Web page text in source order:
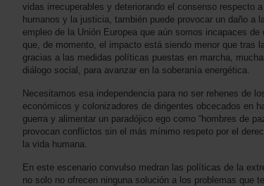
vidas irrecuperables y deteriorando el consenso respecto
humanos y la justicia, también puede provocar un daño a
empleo de la Unión Europea que aún somos incapaces de
que, de momento, el impacto está siendo menor que tras
gracias a las medidas políticas puestas en marcha,
diálogo social, para avanzar en la soberanía energética.
Necesitamos esa independencia para no ser rehenes de
económicos y colonizadores de dirigentes obcecados en
guerra y alimentar un paradójico ego como “hombres de
provocan conflictos sin el más mínimo respeto por el
la vida humana.
En este escenario convulso medran las políticas de la
no solo no ofrecen ninguna solución a los problemas que